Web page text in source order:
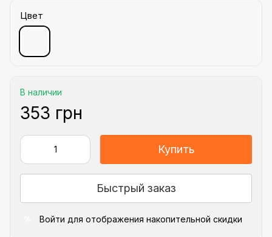
Цвет
В наличии
353 грн
Купить
Быстрый заказ
Войти для отображения накопительной скидки